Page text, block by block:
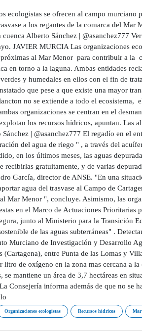
ecologistas se ofrecen al campo
a los regantes de la comarca del
cuenca Alberto Sánchez | @asanchez777
JAVIER MURCIA Las organizaciones
próximas al Mar Menor para contribuir a
en torno a la laguna. Ambas entidades
y humedales en ellos con el fin de
que pese a que existe una mayor
no se extiende a todo el ecosistema,
organizaciones se centran en el
los recursos hídricos, apuntan. Las
Sánchez | @asanchez777 El regadío en el
del agua de riego " , a través del
en los últimos meses, las aguas
recibirlas gratuitamente, y de varias
García, director de ANSE. "En una
agua del trasvase al Campo de
Mar Menor ", concluye. Asimismo, las
en el Marco de Actuaciones
junto al Ministerio para la Transición
de las aguas subterráneas" .
Murciano de Investigación y Desarrollo
(Cartagena), entre Punta de las Lomas y
litro de oxígeno en la zona mas cercana a
se mantiene un área de 3,7 hectáreas en
Consejería informa además de que no se
Organizaciones ecologistas Recursos hídricos Mar